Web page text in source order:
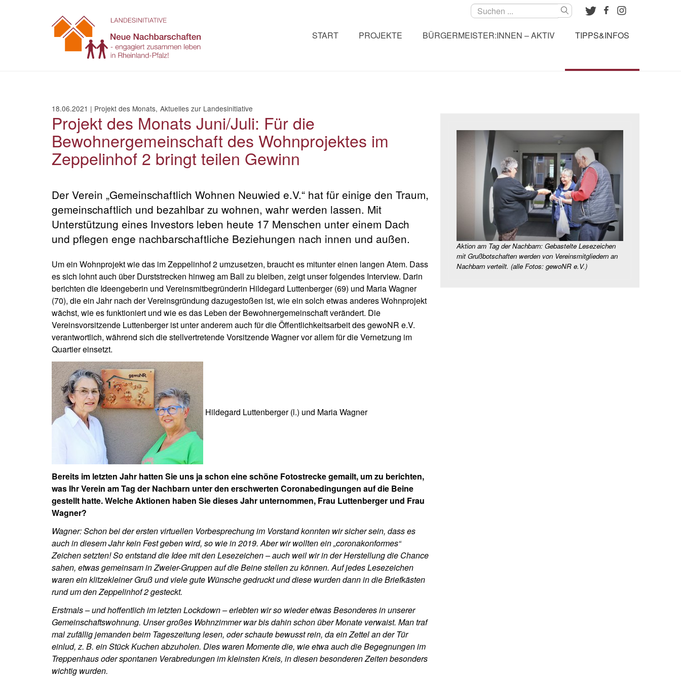
Suchen
START PROJEKTE BÜRGERMEISTER:INNEN – AKTIV TIPPS&INFOS
18.06.2021 | Projekt des Monats Aktuelles zur Landesinitiative
Projekt des Monats Juni/Juli: Für die
Bewohnergemeinschaft des Wohnprojektes im
Zeppelinhof 2 bringt teilen Gewinn
Der Verein „Gemeinschaftlich Wohnen Neuwied e.V.“ hat für einige den Traum,
gemeinschaftlich und bezahlbar zu wohnen, wahr werden lassen. Mit
Unterstützung eines Investors leben heute 17 Menschen unter einem Dach
und pflegen enge nachbarschaftliche Beziehungen nach innen und außen.
Um ein Wohnprojekt wie das im Zeppelinhof 2 umzusetzen, braucht es mitunter einen langen Atem. Dass
es sich lohnt auch über Durststrecken hinweg am Ball zu bleiben, zeigt unser folgendes Interview. Darin
berichten die Ideengeberin und Vereinsmitbegründerin Hildegard Luttenberger (69) und Maria Wagner
(70), die ein Jahr nach der Vereinsgründung dazugestoßen ist, wie ein solch etwas anderes Wohnprojekt
wächst, wie es funktioniert und wie es das Leben der Bewohnergemeinschaft verändert. Die
Vereinsvorsitzende Luttenberger ist unter anderem auch für die Öffentlichkeitsarbeit des gewoNR e.V.
verantwortlich, während sich die stellvertretende Vorsitzende Wagner vor allem für die Vernetzung im
Quartier einsetzt.
Hildegard Luttenberger (l.) und Maria Wagner
Bereits im letzten Jahr hatten Sie uns ja schon eine schöne Fotostrecke gemailt, um zu berichten,
was Ihr Verein am Tag der Nachbarn unter den erschwerten Coronabedingungen auf die Beine
gestellt hatte. Welche Aktionen haben Sie dieses Jahr unternommen, Frau Luttenberger und Frau
Wagner?
Wagner: Schon bei der ersten virtuellen Vorbesprechung im Vorstand konnten wir sicher sein, dass es
auch in diesem Jahr kein Fest geben wird, so wie in 2019. Aber wir wollten ein „coronakonformes“
Zeichen setzten! So entstand die Idee mit den Lesezeichen – auch weil wir in der Herstellung die Chance
sahen, etwas gemeinsam in Zweier-Gruppen auf die Beine stellen zu können. Auf jedes Lesezeichen
waren einklitzekleiner Gruß und viele gute Wünsche gedruckt und diese wurden dann in die Briefkästen
rund um den Zeppelinhof 2 gesteckt.
Erstmals – und hoffentlich im letzten Lockdown – erlebten wir so wieder etwas Besonderes in unserer
Gemeinschaftswohnung. Unser großes Wohnzimmer war bis dahin schon über Monate verwaist. Man traf
mal zufällig jemanden beim Tageszeitung lesen, oder schaute bewusst rein, da ein Zettel an der Tür
einlud, z. B. ein Stück Kuchen abzuholen. Dies waren Momente die, wie etwa auch die Begegnungen im
Treppenhaus oder spontanen Verabredungen im kleinsten Kreis, in diesen besonderen Zeiten besonders
wichtig wurden.
Aktion am Tag der Nachbarn: Gebastelte Lesezeichen
mit Grußbotschaften werden von Vereinsmitgliedern an
Nachbarn verteilt. (alle Fotos: gewoNR e.V.)